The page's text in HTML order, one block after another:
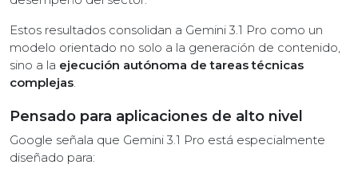
Estos resultados consolidan a Gemini 3.1 Pro como un
modelo orientado no solo a la generación de contenido,
sino a la ejecución autónoma de tareas técnicas
complejas.
Pensado para aplicaciones de alto nivel
Google señala que Gemini 3.1 Pro está especialmente
diseñado para: